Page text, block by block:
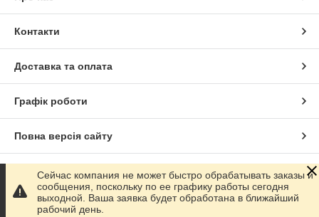
Контакти
Доставка та оплата
Графік роботи
Повна версія сайту
Сайт створено на маркетплейсі Prom.ua
Політика конфіденційності
Сейчас компания не может быстро обрабатывать заказы и
сообщения, поскольку по ее графику работы сегодня
выходной. Ваша заявка будет обработана в ближайший
рабочий день.